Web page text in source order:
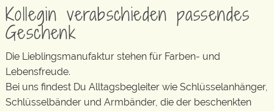
Kollegin verabschieden passendes
Geschenk
Die Lieblingsmanufaktur stehen für Farben- und
Lebensfreude.
Bei uns findest Du Alltagsbegleiter wie Schlüsselanhänger,
Schlüsselbänder und Armbänder, die der beschenkten